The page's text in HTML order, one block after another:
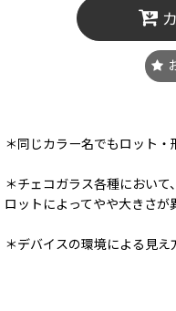
＊同じカラー名でもロット
＊チェコガラス各種において
ロットによってやや大きさが
＊デバイスの環境による見